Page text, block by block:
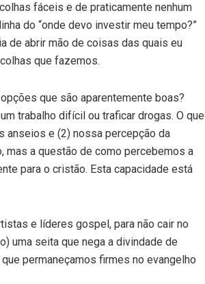
fáceis e de praticamente nenhum
do “onde devo investir meu tempo?”
de abrir mão de coisas das quais eu
que fazemos.
que são aparentemente boas?
trabalho difícil ou traficar drogas. O que
e (2) nossa percepção da
mas a questão de como percebemos a
para o cristão. Esta capacidade está
e líderes gospel, para não cair no
uma seita que nega a divindade de
permaneçamos firmes no evangelho